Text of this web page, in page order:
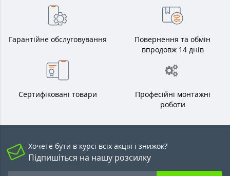
Гарантійне обслуговування
Повернення та обмін
впродовж 14 днів
Сертифіковані товари
Професійні монтажні
роботи
Хочете бути в курсі всіх акція і знижок?
Підпишіться на нашу розсилку